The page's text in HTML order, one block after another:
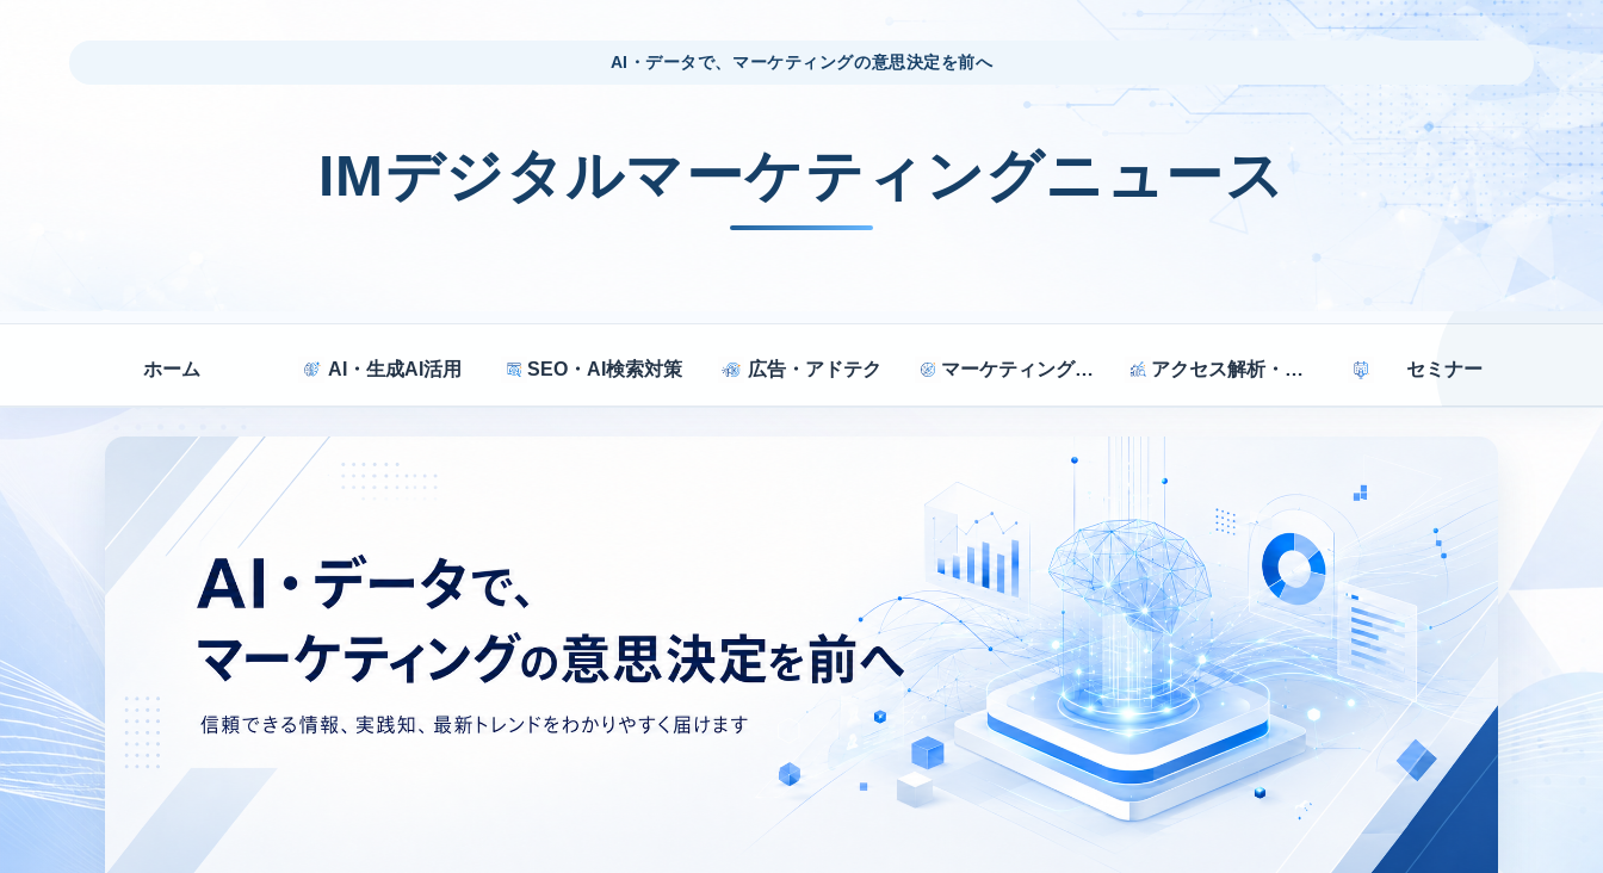
AI・データで、マーケティングの意思決定を前へ
IMデジタルマーケティングニュース
ホーム AI・生成AI活用 SEO・AI検索対策 広告・アドテク マーケティング戦略 アクセス解析・効果測定 セミナー